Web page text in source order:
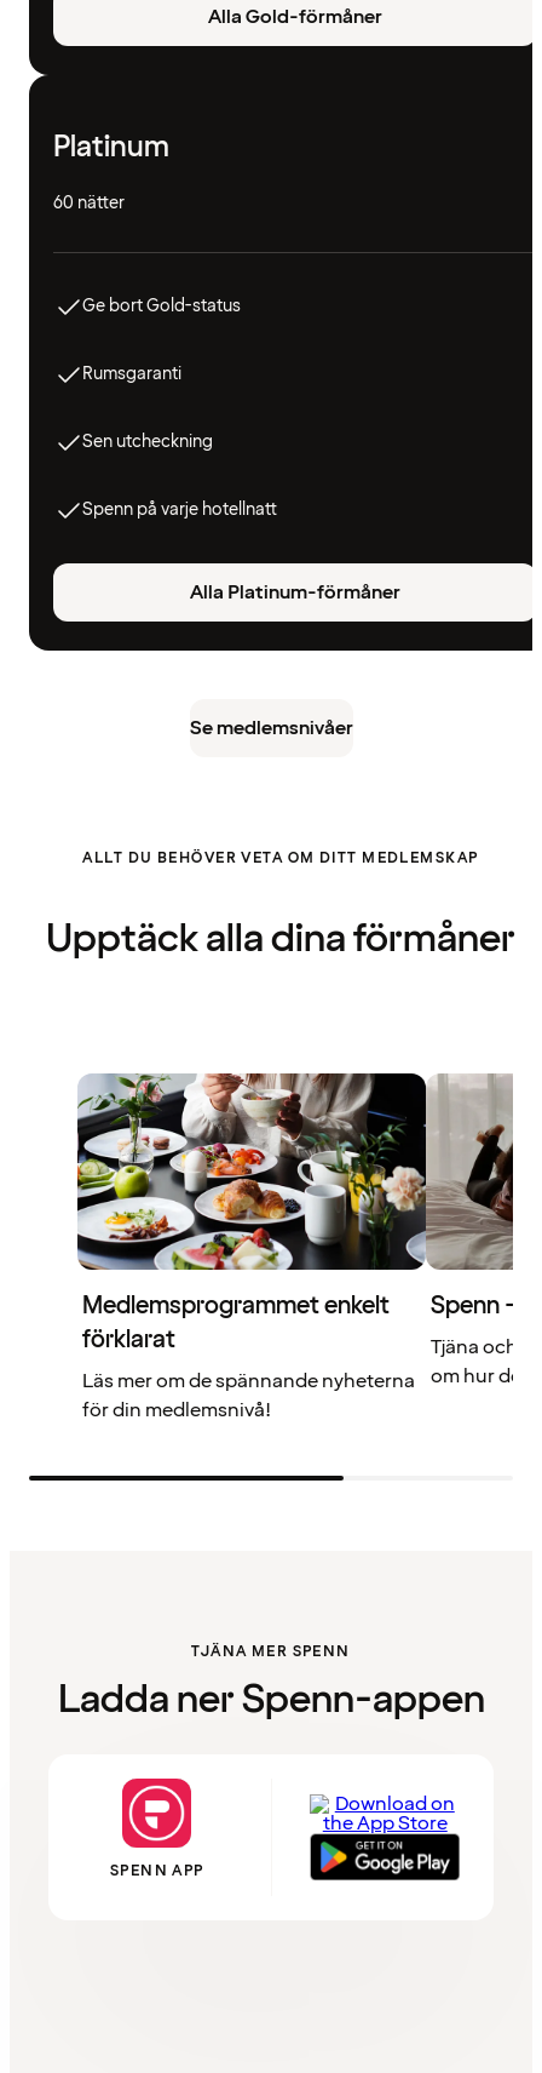
Alla Gold-förmåner
Platinum
60 nätter
Ge bort Gold-status
Rumsgaranti
Sen utcheckning
Spenn på varje hotellnatt
Alla Platinum-förmåner
Se medlemsnivåer
ALLT DU BEHÖVER VETA OM DITT MEDLEMSKAP
Upptäck alla dina förmåner
Medlemsprogrammet enkelt
förklarat
Läs mer om de spännande nyheterna
för din medlemsnivå!
Spenn –
Tjäna och
om hur det
TJÄNA MER SPENN
Ladda ner Spenn-appen
SPENN APP